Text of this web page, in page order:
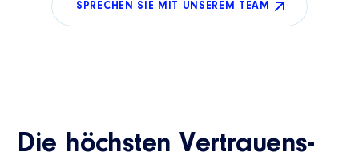
SPRECHEN SIE MIT UNSEREM TEAM
Die höchsten Vertrauens-